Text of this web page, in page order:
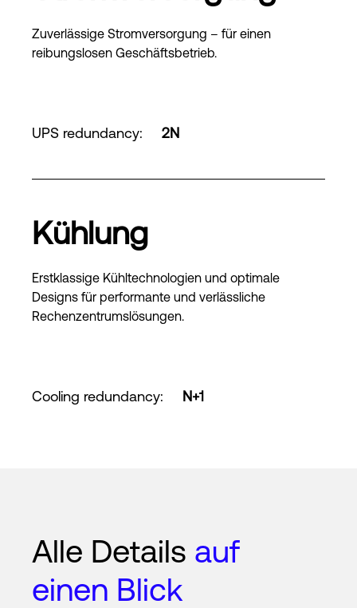
Zuverlässige Stromversorgung – für einen
reibungslosen Geschäftsbetrieb.
UPS redundancy: 2N
Kühlung
Erstklassige Kühltechnologien und optimale
Designs für performante und verlässliche
Rechenzentrumslösungen.
Cooling redundancy: N+1
Alle Details auf
einen Blick